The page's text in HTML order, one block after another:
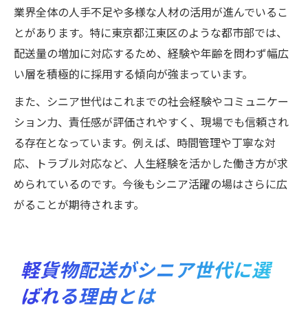
業界全体の人手不足や多様な人材の活用が進んでいるこ
とがあります。特に東京都江東区のような都市部では、
配送量の増加に対応するため、経験や年齢を問わず幅広
い層を積極的に採用する傾向が強まっています。
また、シニア世代はこれまでの社会経験やコミュニケー
ション力、責任感が評価されやすく、現場でも信頼され
る存在となっています。例えば、時間管理や丁寧な対
応、トラブル対応など、人生経験を活かした働き方が求
められているのです。今後もシニア活躍の場はさらに広
がることが期待されます。
軽貨物配送がシニア世代に選
ばれる理由とは